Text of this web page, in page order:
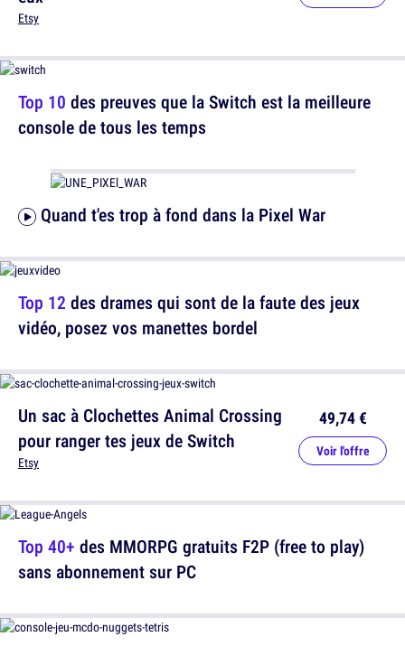
Top 10 des preuves que la Switch est la meilleure
console de tous les temps
Top 12 des drames qui sont de la faute des jeux
vidéo, posez vos manettes bordel
Un sac à Clochettes Animal Crossing
pour ranger tes jeux de Switch
Etsy
49,74 €
Voir l'offre
Etsy
Quand t'es trop à fond dans la Pixel War
Top 40+ des MMORPG gratuits F2P (free to play)
sans abonnement sur PC